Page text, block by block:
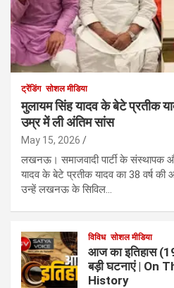
ट्रेंडिंग सोशल मीडिया
मुलायम सिंह यादव के बेटे प्रतीक
उम्र में ली अंतिम सांस
May 15, 2026
लखनऊ। समाजवादी पार्टी के संस्थापक
यादव के बेटे प्रतीक यादव का 38 वर्ष
उन्हें लखनऊ के सिविल…
विविध सोशल मीडिया
आज का इतिहास
बड़ी घटनाएं | On
History